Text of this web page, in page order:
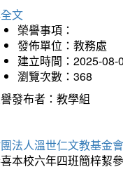
文
榮譽事項：
發佈單位：教務處
建立時間：2025-08-
瀏覽次數：368
發布者：教學組
法人溫世仁文教基金
本校六年四班簡梓絜